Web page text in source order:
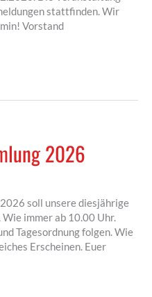
stattfinden. Wir
Vorstand
2026
soll unsere diesjährige
immer ab 10.00 Uhr.
Tagesordnung folgen. Wie
Erscheinen. Euer